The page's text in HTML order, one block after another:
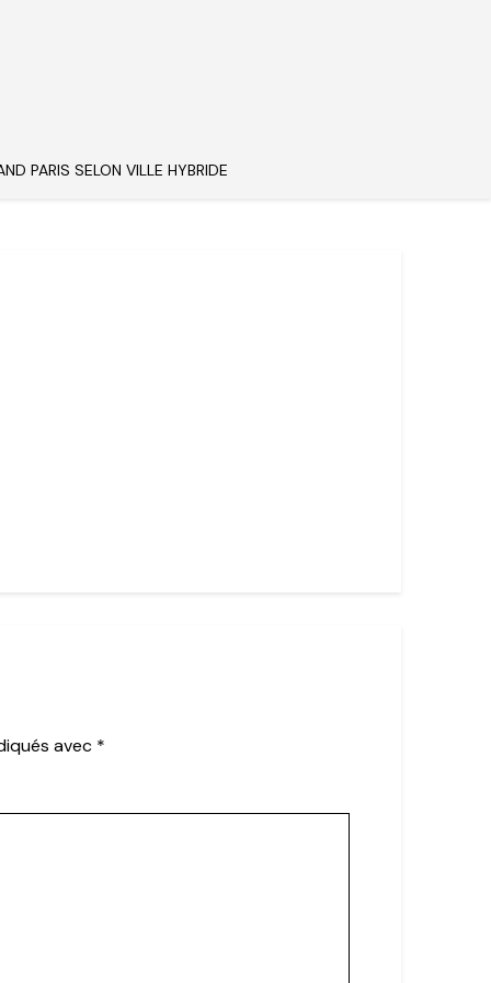
PARIS SELON VILLE HYBRIDE
avec *